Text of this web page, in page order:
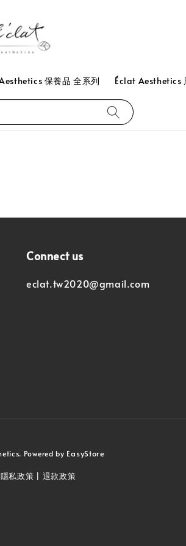
保養品 全系列 Éclat Aesthetics
Connect us
eclat.tw2020@gmail.com
Powered by EasyStore
隱私政策 退款政策